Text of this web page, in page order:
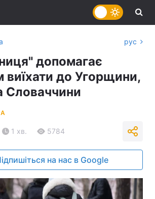
рус
допомагає
виїхати до Угорщини,
Словаччини
1 хв. 5784
на нас в Google